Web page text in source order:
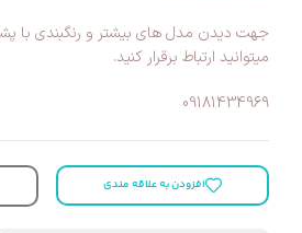
جهت دیدن مدل های بیشتر و رنگبندی با
میتوانید ارتباط برقرار کنید.
09181434969
افزودن به علاقه مندی